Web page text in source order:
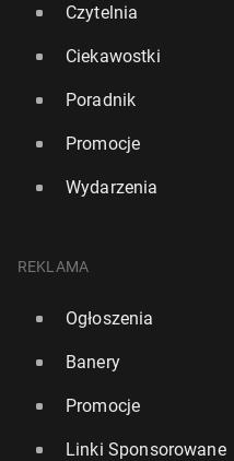
Czytelnia
Ciekawostki
Poradnik
Promocje
Wydarzenia
REKLAMA
Ogłoszenia
Banery
Promocje
Linki Sponsorowane